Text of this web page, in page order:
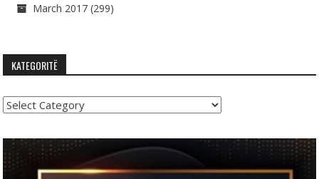
March 2017 (299)
KATEGORITË
Kategoritë